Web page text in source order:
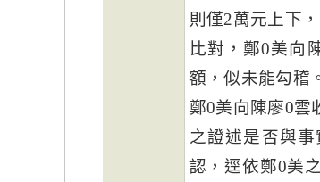
則僅2萬元上下
比對，鄭0美向
額，似未能勾稽
鄭0美向陳廖0雲
之證述是否與
認，逕依鄭0美